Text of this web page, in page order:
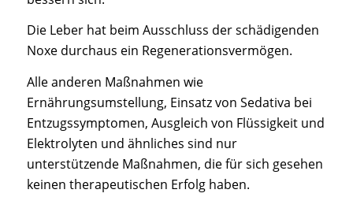
Die Leber hat beim Ausschluss der schädigenden
Noxe durchaus ein Regenerationsvermögen.
Alle anderen Maßnahmen wie
Ernährungsumstellung, Einsatz von Sedativa bei
Entzugssymptomen, Ausgleich von Flüssigkeit und
Elektrolyten und ähnliches sind nur
unterstützende Maßnahmen, die für sich gesehen
keinen therapeutischen Erfolg haben.